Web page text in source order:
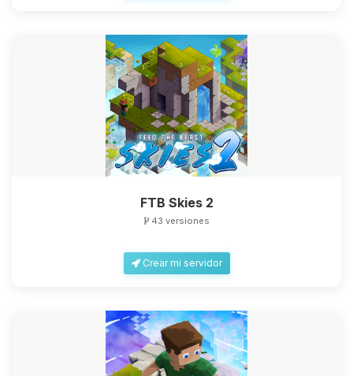
FTB Skies 2
43 versiones
Crear mi servidor